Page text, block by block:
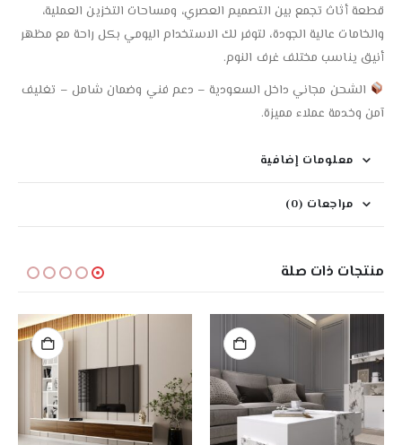
قطعة أثاث تجمع بين التصميم العصري، ومساحات التخزين العملية،
والخامات عالية الجودة، لتوفر لك الاستخدام اليومي بكل راحة مع مظهر
أنيق يناسب مختلف غرف النوم.
الشحن مجاني داخل السعودية – دعم فني وضمان شامل – تغليف
آمن وخدمة عملاء مميزة.
معلومات إضافية
مراجعات (0)
منتجات ذات صلة